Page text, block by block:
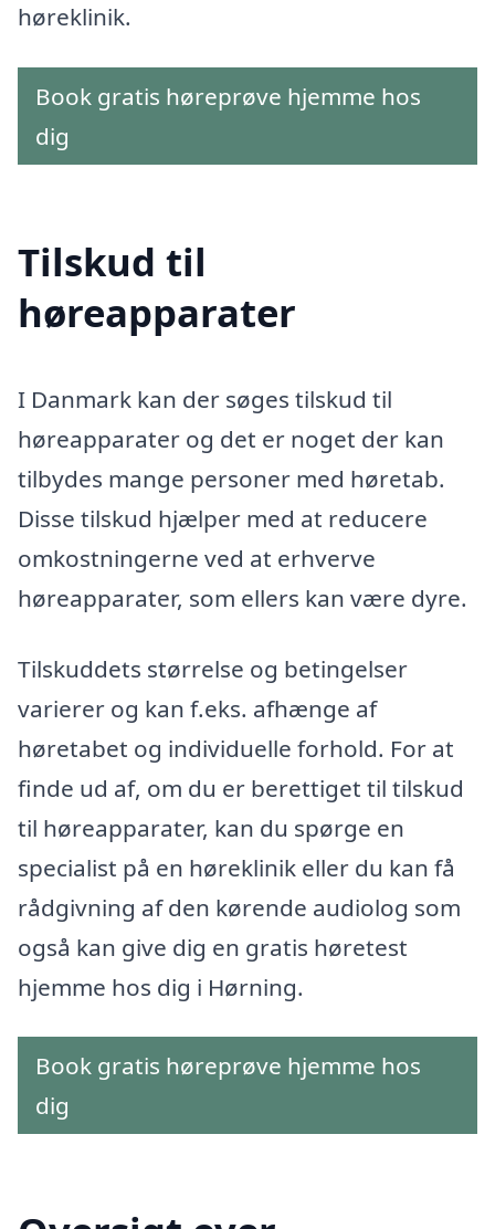
høreklinik.
Book gratis høreprøve hjemme hos
dig
Tilskud til
høreapparater
I Danmark kan der søges tilskud til
høreapparater og det er noget der kan
tilbydes mange personer med høretab.
Disse tilskud hjælper med at reducere
omkostningerne ved at erhverve
høreapparater, som ellers kan være dyre.
Tilskuddets størrelse og betingelser
varierer og kan f.eks. afhænge af
høretabet og individuelle forhold. For at
finde ud af, om du er berettiget til tilskud
til høreapparater, kan du spørge en
specialist på en høreklinik eller du kan få
rådgivning af den kørende audiolog som
også kan give dig en gratis høretest
hjemme hos dig i Hørning.
Book gratis høreprøve hjemme hos
dig